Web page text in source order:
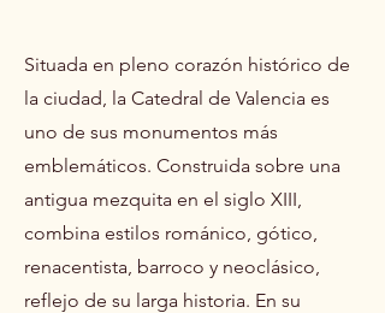
Situada en pleno corazón histórico de
la ciudad, la Catedral de Valencia es
uno de sus monumentos más
emblemáticos. Construida sobre una
antigua mezquita en el siglo XIII,
combina estilos románico, gótico,
renacentista, barroco y neoclásico,
reflejo de su larga historia. En su